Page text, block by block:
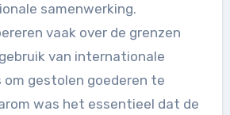
samenwerking.
vaak over de grenzen
van internationale
gestolen goederen te
was het essentieel dat de